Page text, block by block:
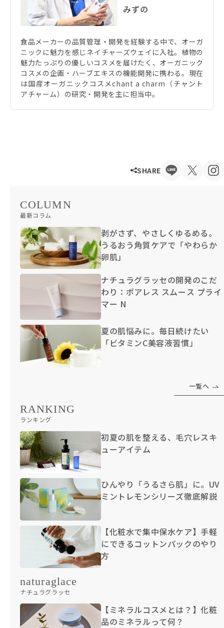
みずの
食品メーカーの品質管理・開発を経験する中で、オーガ
ニックに魅力を感じネイチャーズウェイに入社。植物の
魅力たっぷりの優しいコスメを届けたく、オーガニック
コスメの企画・ハーブエキスの機能開発に携わる。現在
は国産オーガニックコスメchant a charm（チャント
アチャーム）の研究・開発を主に担当中。
SHARE
COLUMN
最新コラム
剥がさず、やさしくゆるめる。
うるおう角質ケアで「やわらか
卵肌」
ナチュラグラッセの開発のこだ
わり：ポアレス スムース プライ
マー N
夏の肌悩みに。毎日続けたい
「ビタミンC美容液習慣」
一覧へ
RANKING
ランキング
初夏の肌を整える、毛穴レスキ
ューアイテム
ひんやり「うるさら肌」に。UV
ミントレモンシリーズ徹底解説
【化粧水で集中保水ケア】手軽
にできるコットンパックのやり
方
naturaglace
ナチュラグラッセ
【ミネラルコスメとは？】化粧
品のミネラルって何？